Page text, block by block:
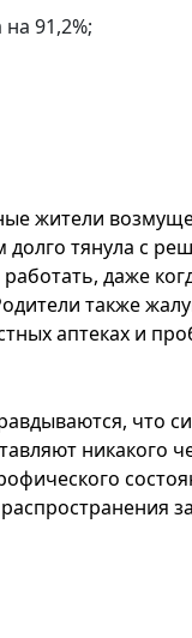
91,2%;
жители
тянула с
даже
также
аптеках и
что
никакого